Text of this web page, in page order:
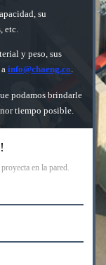
su
etc.
y peso, sus
ainfo@chaeng.co.
podamos brindarle
tiempo posible.
en la pared.